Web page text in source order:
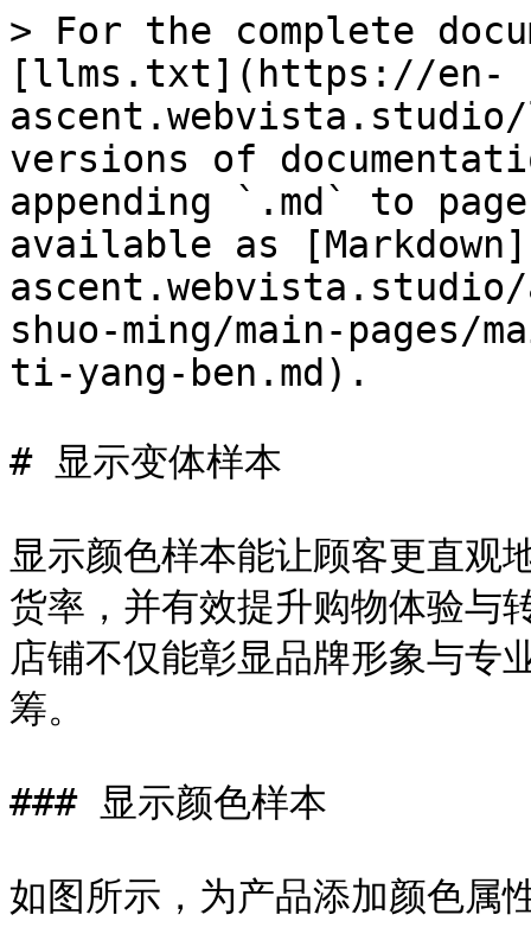
> For the complete
[llms.txt](https://en-
versions of
appending `.md` to
available as
ascent.webvista.studio/
shuo-ming/main-
ti-yang-ben.md).
# 显示变体样本
显示颜色样本能让顾客更直观
货率，并有效提升购物体验与
店铺不仅能彰显品牌形象与专
筹。
### 显示颜色样本
如图所示，为产品添加颜色属